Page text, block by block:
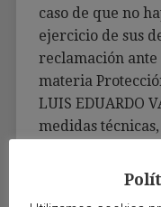
caso de que no
ejercicio de sus
reclamación
materia
LUIS EDUARDO
medidas
en materia de